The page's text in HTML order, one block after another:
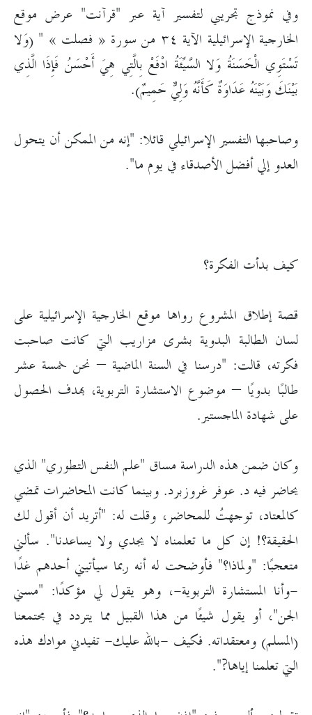
وفي نموذج تجريبي لتفسير آية عبر "قرآنت" عرض موقع
الخارجية الإسرائيلية الآية ٣٤ من سورة « فصلت » " (وَلا
تَسْتَوِي الْحَسَنَةُ وَلا السَّيِّئَةُ ادْفَعْ بِالَّتِي هِيَ أَحْسَنُ فَإِذَا الَّذِي
بَيْنَكَ وَبَيْنَهُ عَدَاوَةٌ كَأَنَّهُ وَلِيٌّ حَمِيمٌ).
وصاحبها التفسير الإسرائيلي قائلا: "إنه من الممكن أن يتحول
العدو إلي أفضل الأصدقاء في يوم ما".
كيف بدأت الفكرة؟
قصة إطلاق المشروع رواها موقع الخارجية الإسرائيلية على
لسان الطالبة البدوية بشرى مزاريب التي كانت صاحبت
فكرته، قالت: "درسنا في السنة الماضية – نحن خمسة عشر
طالبًا بدويًا – موضوع الاستشارة التربوية، بهدف الحصول
على شهادة الماجستير.
وكان ضمن هذه الدراسة مساق "علم النفس التطوري" الذي
يحاضر فيه د. عوفر غروزبرد. وبينما كانت المحاضرات تمضي
كالمعتاد، توجهتُ للمحاضر، وقلت له: "أتريد أن أقول لك
الحقيقة؟! إن كل ما تعلمناه لا يجدي ولا يساعدنا". سألني
متعجبًا: "ولماذا؟" فأوضحت له أنه ربما سيأتيني أحدهم غدًا
-وأنا المستشارة التربوية-، وهو يقول لي مؤكدًا: "مسني
الجن"، أو يقول شيئًا من هذا القبيل مما يتردد في مجتمعنا
(المسلم) ومعتقداته. فكيف -بالله عليك- تفيدني موادك هذه
التي تعلمنا إياها?".